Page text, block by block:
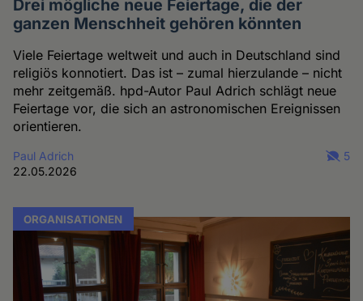
Drei mögliche neue Feiertage, die der
ganzen Menschheit gehören könnten
Viele Feiertage weltweit und auch in Deutschland sind
religiös konnotiert. Das ist – zumal hierzulande – nicht
mehr zeitgemäß. hpd-Autor Paul Adrich schlägt neue
Feiertage vor, die sich an astronomischen Ereignissen
orientieren.
Paul Adrich
22.05.2026
5
ORGANISATIONEN